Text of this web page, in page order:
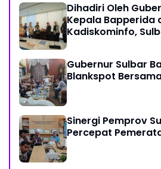
Dihadiri Oleh
Kepala Bapperida
Kadiskominfo,
Gubernur Sulbar
Blankspot
Sinergi Pemprov
Percepat